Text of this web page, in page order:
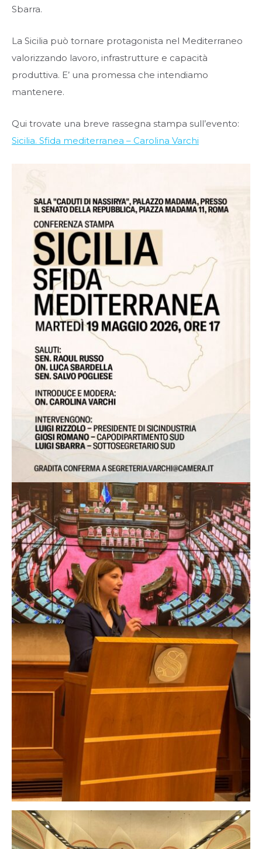
Sbarra.
La Sicilia può tornare protagonista nel Mediterraneo
valorizzando lavoro, infrastrutture e capacità
produttiva. E’ una promessa che intendiamo
mantenere.
Qui trovate una breve rassegna stampa sull’evento:
Sicilia. Sfida mediterranea – Carolina Varchi